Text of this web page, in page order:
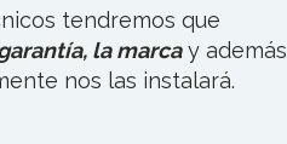
tendremos que
la marcay además
nos las instalará.